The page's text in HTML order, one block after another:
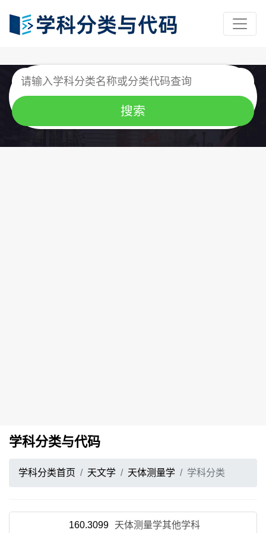
学科分类与代码
学科分类首页 天文学 天体测量学 学科分类
160.3099 天体测量学其他学科